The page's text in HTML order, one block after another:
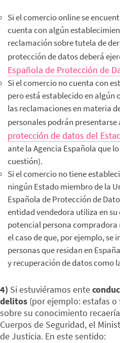
Si el comercio online se
cuenta con algún
reclamación sobre tutela de
protección de datos deberá
Española de Protección de
Si el comercio no cuenta con
pero está establecido en algún
las reclamaciones en materia
personales podrán presentarse
protección de datos del
ante la Agencia Española que
cuestión).
Si el comercio no tiene
ningún Estado miembro de la
Española de Protección de
entidad vendedora utiliza en
potencial persona compradora
el caso de que, por ejemplo, se
personas que residan en
y recuperación de datos como
4) Si estuviéramos ente
delitos (por ejemplo: estafas
sobre su conocimiento
Cuerpos de Seguridad, el
de Justicia. En este sentido: